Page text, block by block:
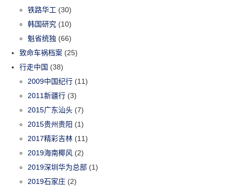
铁路华工 (30)
韩国研究 (10)
魁省统独 (66)
致命车祸档案 (25)
行走中国 (38)
2009中国纪行 (11)
2011新疆行 (3)
2015广东汕头 (7)
2015贵州贵阳 (1)
2017精彩吉林 (11)
2019海南椰风 (2)
2019深圳华为总部 (1)
2019石家庄 (2)